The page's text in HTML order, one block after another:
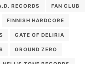
RECORDS FAN CLUB
FINNISH HARDCORE
GATE OF DELIRIA
GROUND ZERO